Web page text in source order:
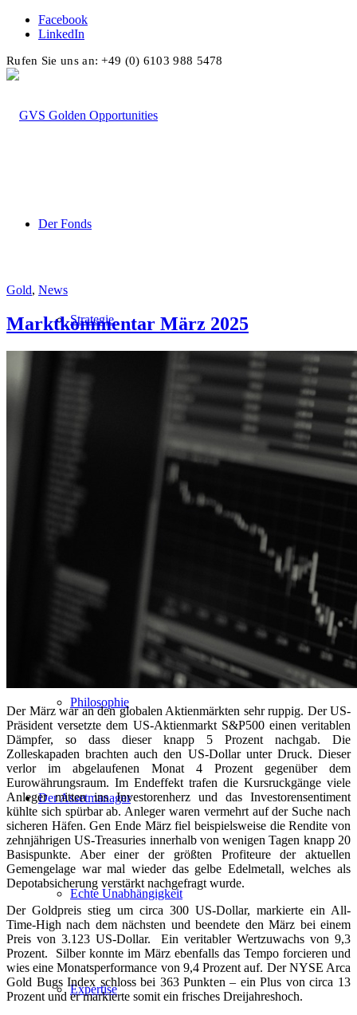
Facebook
LinkedIn
Rufen Sie uns an: +49 (0) 6103 988 5478
Der Fonds
Strategie
Nachhaltigkeit
Philosophie
Der Assetmanager
Echte Unabhängigkeit
Expertise
Gold, News
Marktkommentar März 2025
Der März war an den globalen Aktienmärkten sehr ruppig. Der US-
Präsident versetzte dem US-Aktienmarkt S&P500 einen veritablen
Dämpfer, so dass dieser knapp 5 Prozent nachgab. Die
Zolleskapaden brachten auch den US-Dollar unter Druck. Dieser
verlor im abgelaufenen Monat 4 Prozent gegenüber dem
Eurowährungsraum. Im Endeffekt trafen die Kursruckgänge viele
Anleger mitten ins Investorenherz und das Investorensentiment
kühlte sich spürbar ab. Anleger waren vermehrt auf der Suche nach
sicheren Häfen. Gen Ende März fiel beispielsweise die Rendite von
zehnjährigen US-Treasuries innerhalb von wenigen Tagen knapp 20
Basispunkte. Aber einer der größten Profiteure der aktuellen
Gemengelage war mal wieder das gelbe Edelmetall, welches als
Depotabsicherung verstärkt nachgefragt wurde.
Der Goldpreis stieg um circa 300 US-Dollar, markierte ein All-
Time-High nach dem nächsten und beendete den März bei einem
Preis von 3.123 US-Dollar. Ein veritabler Wertzuwachs von 9,3
Prozent. Silber konnte im März ebenfalls das Tempo forcieren und
wies eine Monatsperformance von 9,4 Prozent auf. Der NYSE Arca
Gold Bugs Index schloss bei 363 Punkten – ein Plus von circa 13
Prozent und er markierte somit ein frisches Dreijahreshoch.